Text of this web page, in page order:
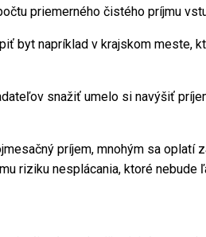
priemerného čistého príjmu
byt napríklad v krajskom meste,
snažiť umelo si navýšiť
príjem, mnohým sa
riziku nesplácania, ktoré nebude